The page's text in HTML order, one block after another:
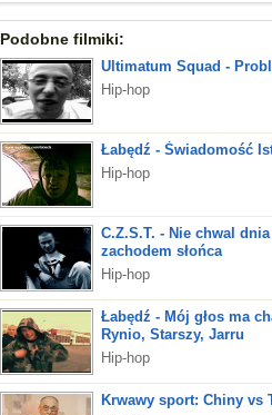
Podobne filmiki:
Ultimatum Squad -
Hip-hop
Łabędź - Świadomość
Hip-hop
C.Z.S.T. - Nie chwal
zachodem słońca
Hip-hop
Łabędź - Mój głos ma
Rynio, Starszy, Jarru
Hip-hop
Krwawy sport: Chiny vs